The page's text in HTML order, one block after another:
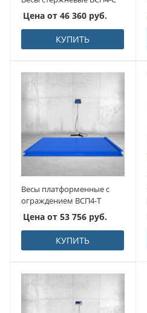
Цена от 46 360 руб.
КУПИТЬ
Весы платформенные с
ограждением ВСП4-Т
Цена от 53 756 руб.
КУПИТЬ